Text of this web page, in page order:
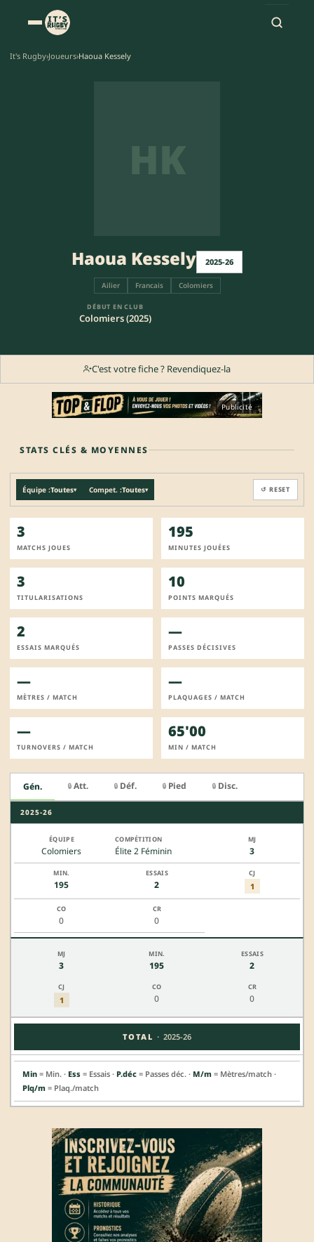
It's Rugby›Joueurs›Haoua Kessely
HK
Haoua Kessely 2025-26
Ailier Francais Colomiers
DÉBUT EN CLUB
Colomiers (2025)
C'est votre fiche ? Revendiquez-la
Publicité
STATS CLÉS & MOYENNES
Équipe :Toutes▾ Compet. :Toutes▾ ↺ RESET
3
MATCHS JOUES
195
MINUTES JOUÉES
3
TITULARISATIONS
10
POINTS MARQUÉS
2
ESSAIS MARQUÉS
—
PASSES DÉCISIVES
—
MÈTRES / MATCH
—
PLAQUAGES / MATCH
—
TURNOVERS / MATCH
65'00
MIN / MATCH
Gén. 🔒 Att. 🔒 Déf. 🔒 Pied 🔒 Disc.
2025-26
Colomiers Élite 2 Féminin 3
195 2 1
0 0
3 195 2
1 0 0
TOTAL · 2025-26
Min = Min. · Ess = Essais · P.déc = Passes déc. · M/m = Mètres/match ·
Plq/m = Plaq./match